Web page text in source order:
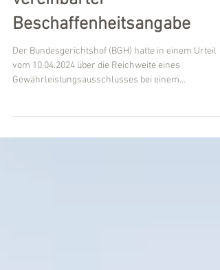
Gebrauchtwagenkauf bei
vereinbarter
Beschaffenheitsangabe
Der Bundesgerichtshof (BGH) hatte in einem Urteil
Gewährleistungsausschlusses bei einem...